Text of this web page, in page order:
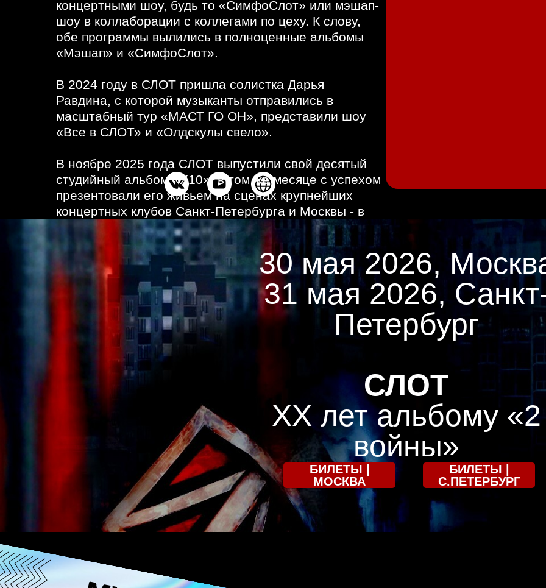
концертными шоу, будь то «СимфоСлот» или мэшап-
шоу в коллаборации с коллегами по цеху. К слову,
обе программы вылились в полноценные альбомы
«Мэшап» и «СимфоСлот».
В 2024 году в СЛОТ пришла солистка Дарья
Равдина, с которой музыканты отправились в
масштабный тур «МАСТ ГО ОН», представили шоу
«Все в СЛОТ» и «Олдскулы свело».
В ноябре 2025 года СЛОТ выпустили свой десятый
студийный альбом «Х10», в том же месяце с успехом
презентовали его живьем на сценах крупнейших
концертных клубов Санкт-Петербурга и Москвы - в
А2 и VK Stadium.
30 мая 2026,
31 мая 2026,
Петербург
СЛОТ
ХХ лет альбому «2
войны»
БИЛЕТЫ |
МОСКВА
БИЛЕТЫ |
С.ПЕТЕРБУРГ